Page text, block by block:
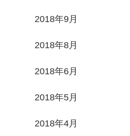
2018年9月
2018年8月
2018年6月
2018年5月
2018年4月